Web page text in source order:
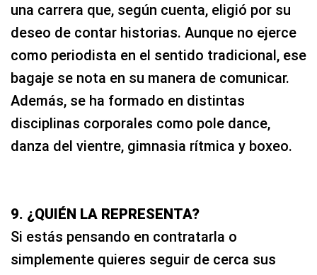
una carrera que, según cuenta, eligió por su
deseo de contar historias. Aunque no ejerce
como periodista en el sentido tradicional, ese
bagaje se nota en su manera de comunicar.
Además, se ha formado en distintas
disciplinas corporales como pole dance,
danza del vientre, gimnasia rítmica y boxeo.
9. ¿QUIÉN LA REPRESENTA?
Si estás pensando en contratarla o
simplemente quieres seguir de cerca sus